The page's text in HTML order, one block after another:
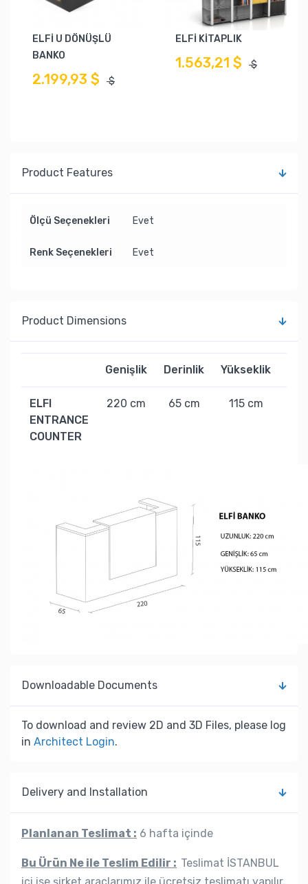
ELFİ U DÖNÜŞLÜ
BANKO
2.199,93 $ $
ELFİ KİTAPLIK
1.563,21 $ $
Product Features
Ölçü Seçenekleri Evet
Renk Seçenekleri Evet
Product Dimensions
Genişlik Derinlik Yükseklik
ELFI
ENTRANCE
COUNTER
220 cm 65 cm 115 cm
Downloadable Documents
To download and review 2D and 3D Files, please log
in Architect Login.
Delivery and Installation
Planlanan Teslimat : 6 hafta içinde
Bu Ürün Ne ile Teslim Edilir : Teslimat İSTANBUL